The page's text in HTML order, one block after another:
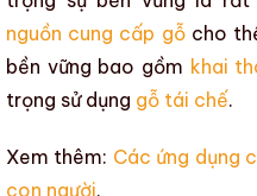
nguồn cung cấp gỗcho
bền vững bao gồm khai
trọng sử dụng gỗ tái chế.
Xem thêm: Các ứng dụng
con người.